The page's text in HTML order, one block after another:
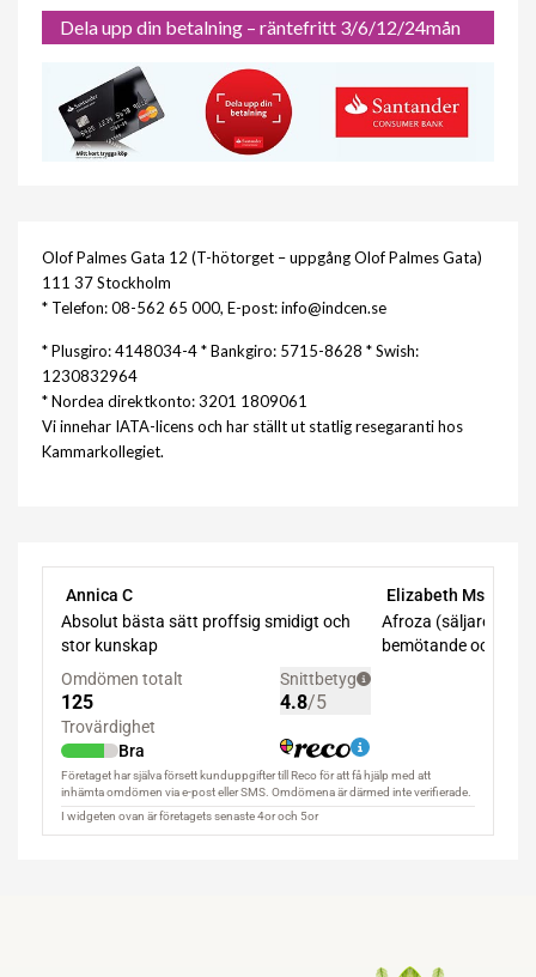
Dela upp din betalning – räntefritt 3/6/12/24mån
Olof Palmes Gata 12 (T-hötorget – uppgång Olof Palmes Gata)
111 37 Stockholm
* Telefon: 08-562 65 000, E-post: info@indcen.se
* Plusgiro: 4148034-4 * Bankgiro: 5715-8628 * Swish:
1230832964
* Nordea direktkonto: 3201 1809061
Vi innehar IATA-licens och har ställt ut statlig resegaranti hos
Kammarkollegiet.